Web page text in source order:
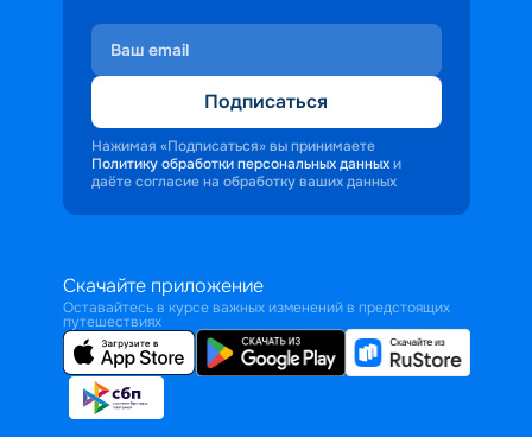
Подписаться
Нажимая «Подписаться» вы принимаете
Политику обработки персональных данных и
даёте согласие на обработку ваших данных
Скачайте приложение
Оставайтесь в курсе важных изменений в предстоящих
путешествиях